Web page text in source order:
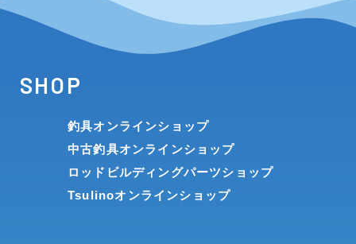
SHOP
釣具オンラインショップ
中古釣具オンラインショップ
ロッドビルディングパーツショップ
Tsulinoオンラインショップ